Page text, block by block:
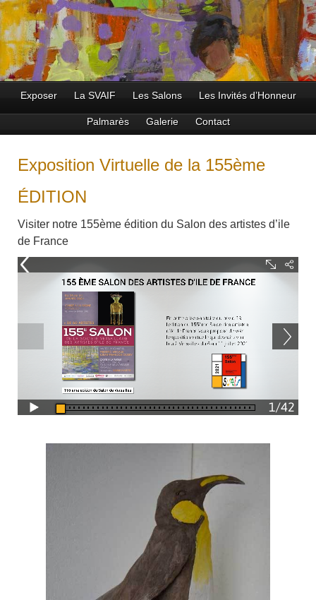
Exposer La SVAIF Les Salons Les Invités d’Honneur
Palmarès Galerie Contact
Exposition Virtuelle de la 155ème
ÉDITION
Visiter notre 155ème édition du Salon des artistes d’ile
de France